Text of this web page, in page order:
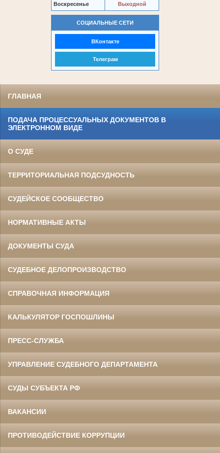
Воскресенье Выходной
СОЦИАЛЬНЫЕ СЕТИ
ВКонтакте
Телеграм
ГЛАВНАЯ
ПОДАЧА ПРОЦЕССУАЛЬНЫХ ДОКУМЕНТОВ В
ЭЛЕКТРОННОМ ВИДЕ
О СУДЕ
ТЕРРИТОРИАЛЬНАЯ ПОДСУДНОСТЬ
СУДЕЙСКОЕ СООБЩЕСТВО
НОРМАТИВНЫЕ АКТЫ
ДОКУМЕНТЫ СУДА
СУДЕБНОЕ ДЕЛОПРОИЗВОДСТВО
СПРАВОЧНАЯ ИНФОРМАЦИЯ
КАЛЬКУЛЯТОР ГОСПОШЛИНЫ
ПРЕСС-СЛУЖБА
УПРАВЛЕНИЕ СУДЕБНОГО ДЕПАРТАМЕНТА
СУДЫ СУБЪЕКТА РФ
ВАКАНСИИ
ПРОТИВОДЕЙСТВИЕ КОРРУПЦИИ